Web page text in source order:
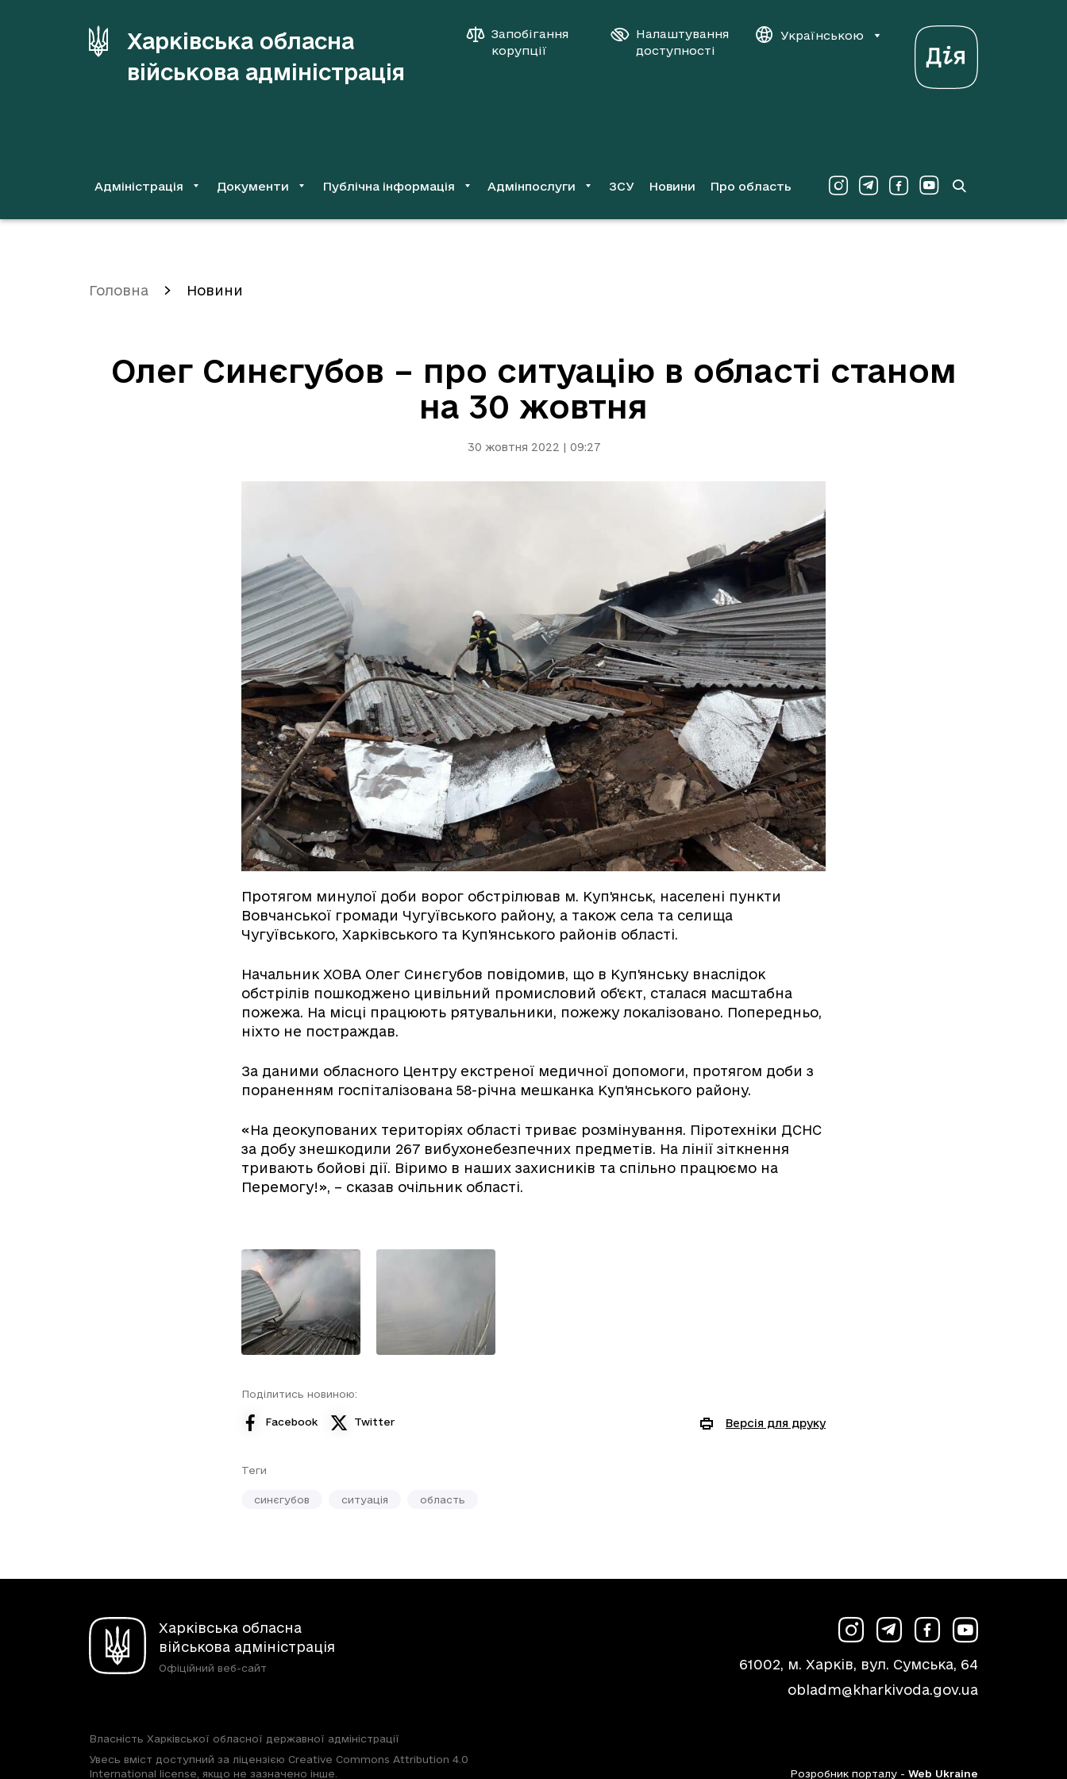
Харківська обласна
військова адміністрація
Запобігання
корупції
Налаштування
доступності
Українською
Адміністрація Документи Публічна інформація Адмінпослуги ЗСУ Новини Про область
Головна Новини
Олег Синєгубов – про ситуацію в області станом
на 30 жовтня
30 жовтня 2022 | 09:27
Протягом минулої доби ворог обстрілював м. Куп'янськ, населені пункти
Вовчанської громади Чугуївського району, а також села та селища
Чугуївського, Харківського та Куп'янського районів області.
Начальник ХОВА Олег Синєгубов повідомив, що в Куп'янську внаслідок
обстрілів пошкоджено цивільний промисловий об'єкт, сталася масштабна
пожежа. На місці працюють рятувальники, пожежу локалізовано. Попередньо,
ніхто не постраждав.
За даними обласного Центру екстреної медичної допомоги, протягом доби з
пораненням госпіталізована 58-річна мешканка Куп'янського району.
«На деокупованих територіях області триває розмінування. Піротехніки ДСНС
за добу знешкодили 267 вибухонебезпечних предметів. На лінії зіткнення
тривають бойові дії. Віримо в наших захисників та спільно працюємо на
Перемогу!», – сказав очільник області.
Поділитись новиною:
Facebook Twitter Версія для друку
Теги
синєгубов ситуація область
Харківська обласна
військова адміністрація
Офіційний веб-сайт
61002, м. Харків, вул. Сумська, 64
obladm@kharkivoda.gov.ua
Власність Харківської обласної державної адміністрації
Увесь вміст доступний за ліцензією Creative Commons Attribution 4.0
International license, якщо не зазначено інше.
Розробник порталу - Web Ukraine